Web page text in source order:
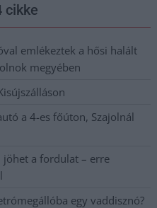
cikke
emlékeztek a hősi halált
megyében
a 4-es főúton, Szajolnál
jöhet a fordulat – erre
egy vaddisznó?